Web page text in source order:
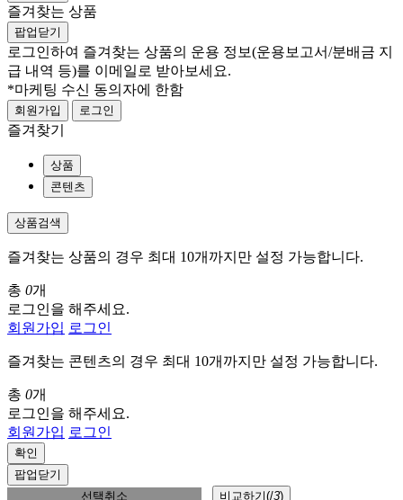
즐겨찾는 상품
팝업닫기
로그인하여 즐겨찾는 상품의 운용 정보(운용보고서/분배금 지
급 내역 등)를 이메일로 받아보세요.
*마케팅 수신 동의자에 한함
회원가입 로그인
즐겨찾기
상품
콘텐츠
상품검색
즐겨찾는 상품의 경우 최대 10개까지만 설정 가능합니다.
총 0개
로그인을 해주세요.
회원가입 로그인
즐겨찾는 콘텐츠의 경우 최대 10개까지만 설정 가능합니다.
총 0개
로그인을 해주세요.
회원가입 로그인
확인
팝업닫기
선택취소
비교하기(/3)